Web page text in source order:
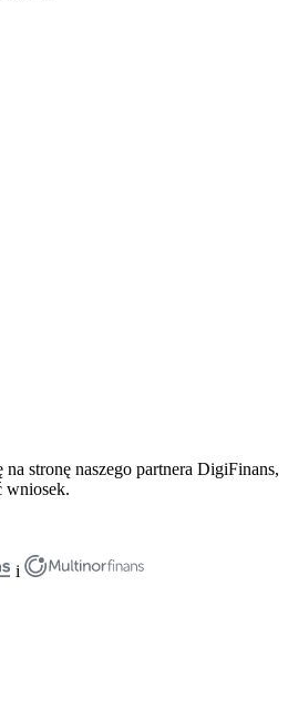
stronę naszego partnera DigiFinans,
wniosek.
i